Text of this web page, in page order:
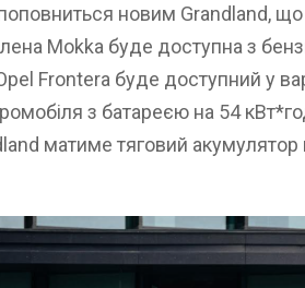
новим Grandland,
Mokka буде доступна з
Frontera буде доступний у
з батареєю на 54
матиме тяговий акумулятор